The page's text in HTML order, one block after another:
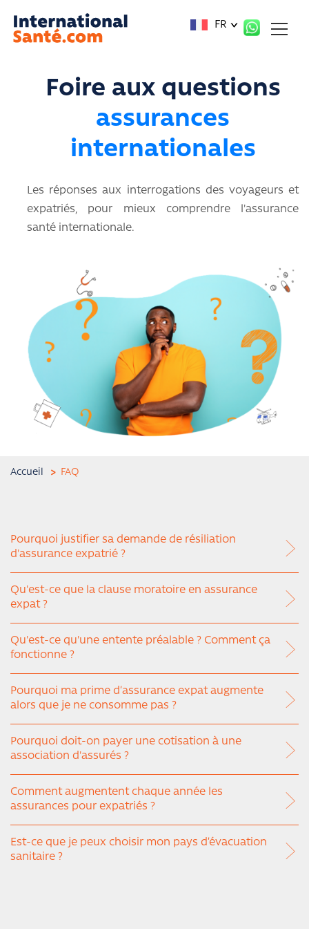
FR
Foire aux questions
assurances
internationales
Les réponses aux interrogations des voyageurs et
expatriés, pour mieux comprendre l'assurance
santé internationale.
Accueil FAQ
Pourquoi justifier sa demande de résiliation
d'assurance expatrié ?
Qu'est-ce que la clause moratoire en assurance
expat ?
Qu'est-ce qu'une entente préalable ? Comment ça
fonctionne ?
Pourquoi ma prime d’assurance expat augmente
alors que je ne consomme pas ?
Pourquoi doit-on payer une cotisation à une
association d'assurés ?
Comment augmentent chaque année les
assurances pour expatriés ?
Est-ce que je peux choisir mon pays d’évacuation
sanitaire ?